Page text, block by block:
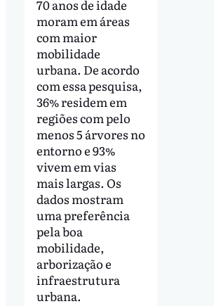
70 anos de idade
moram em áreas
com maior
mobilidade
urbana. De acordo
com essa pesquisa,
36% residem em
regiões com pelo
menos 5 árvores no
entorno e 93%
vivem em vias
mais largas. Os
dados mostram
uma preferência
pela boa
mobilidade,
arborização e
infraestrutura
urbana.